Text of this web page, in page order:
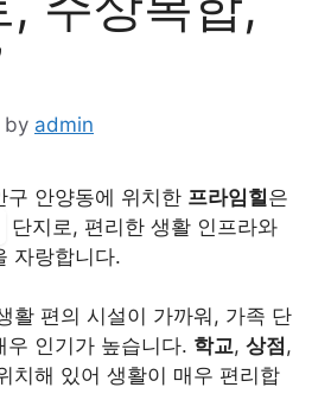
by admin
구 안양동에 위치한 프라임힐은
단지로, 편리한 생활 인프라와
자랑합니다.
활 편의 시설이 가까워, 가족 단
우 인기가 높습니다. 학교, 상점 ,
치해 있어 생활이 매우 편리합